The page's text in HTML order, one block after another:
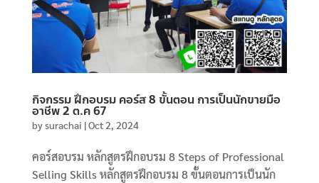
กิจกรรม ฝึกอบรม คอร์ส 8 ขั้นตอน การเป็นนักขายมือ
อาชีพ 2 ต.ค 67
bysurachai |Oct 2, 2024
คอร์สอบรม หลักสูตรฝึกอบรม 8 Steps of Professional
Selling Skills หลักสูตรฝึกอบรม 8 ขั้นตอนการเป็นนัก